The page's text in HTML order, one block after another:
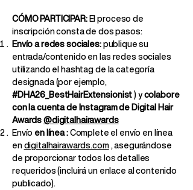
CÓMO PARTICIPAR:El proceso de
inscripción consta de dos pasos:
Envío a redes sociales:publique su
entrada/contenido en las redes sociales
utilizando el hashtag de la categoría
designada (por ejemplo,
#DHA26_BestHairExtensionist) ycolabore
con la cuenta de Instagram de Digital Hair
Awards@digitalhairawards
Envío en línea:Complete el envío en línea
endigitalhairawards.com, asegurándose
de proporcionar todos los detalles
requeridos (incluirá un enlace al contenido
publicado).